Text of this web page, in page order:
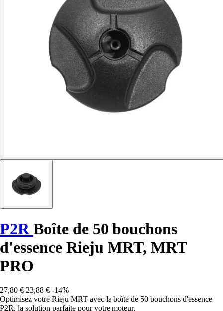
P2R Boîte de 50 bouchons
d'essence Rieju MRT, MRT
PRO
27,80 € 23,88 € -14%
Optimisez votre Rieju MRT avec la boîte de 50 bouchons d'essence
P2R, la solution parfaite pour votre moteur.